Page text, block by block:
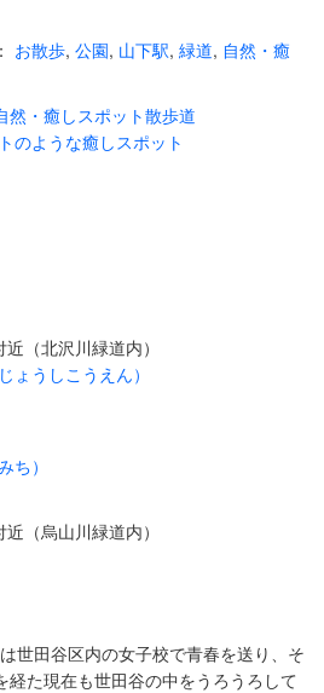
お散歩, 公園, 山下駅, 緑道, 自然・癒
然・癒しスポット散歩道
のような癒しスポット
（北沢川緑道内）
ょうしこうえん）
ち）
（烏山川緑道内）
世田谷区内の女子校で青春を送り、そ
経た現在も世田谷の中をうろうろして